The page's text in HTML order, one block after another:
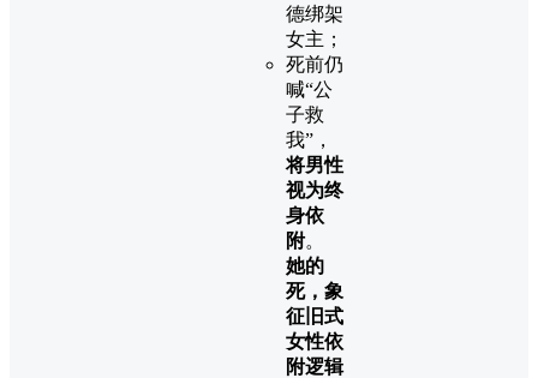
德绑架
女主；
死前仍
喊“公
子救
我”，
将男性
视为终
身依
附。
她的
死，象
征旧式
女性依
附逻辑